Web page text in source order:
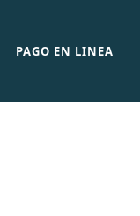
PAGO EN LINEA